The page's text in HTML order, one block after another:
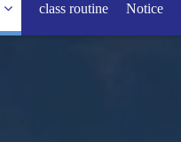
class routine Notice